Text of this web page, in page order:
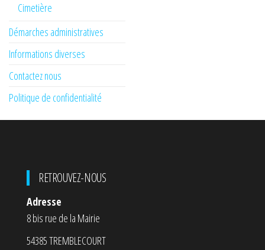
Cimetière
Démarches administratives
Informations diverses
Contactez nous
Politique de confidentialité
RETROUVEZ-NOUS
Adresse
8 bis rue de la Mairie
54385 TREMBLECOURT